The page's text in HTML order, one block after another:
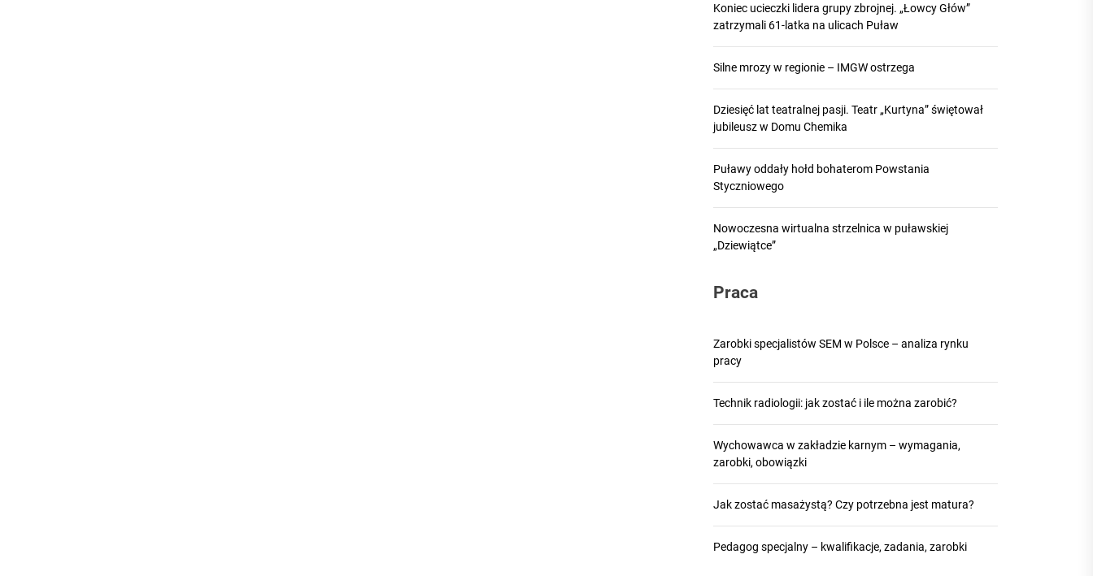
Koniec ucieczki lidera grupy zbrojnej. „Łowcy Głów”
zatrzymali 61-latka na ulicach Puław
Silne mrozy w regionie – IMGW ostrzega
Dziesięć lat teatralnej pasji. Teatr „Kurtyna” świętował
jubileusz w Domu Chemika
Puławy oddały hołd bohaterom Powstania
Styczniowego
Nowoczesna wirtualna strzelnica w puławskiej
„Dziewiątce”
Praca
Zarobki specjalistów SEM w Polsce – analiza rynku
pracy
Technik radiologii: jak zostać i ile można zarobić?
Wychowawca w zakładzie karnym – wymagania,
zarobki, obowiązki
Jak zostać masażystą? Czy potrzebna jest matura?
Pedagog specjalny – kwalifikacje, zadania, zarobki